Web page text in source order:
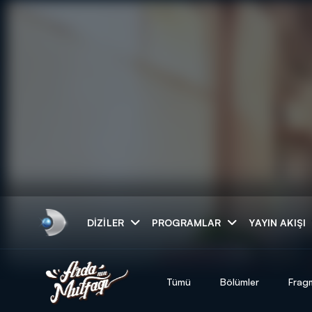
DIZILER PROGRAMLAR YAYIN AKIŞI
Tümü Bölümler